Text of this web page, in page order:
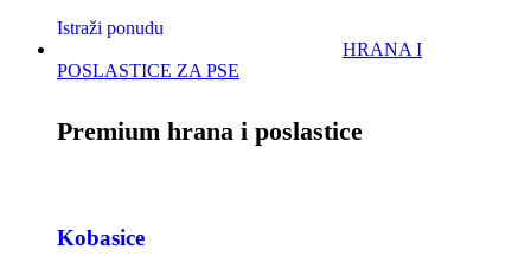
Istraži ponudu
HRANA I
POSLASTICE ZA PSE
Premium hrana i poslastice
Kobasice